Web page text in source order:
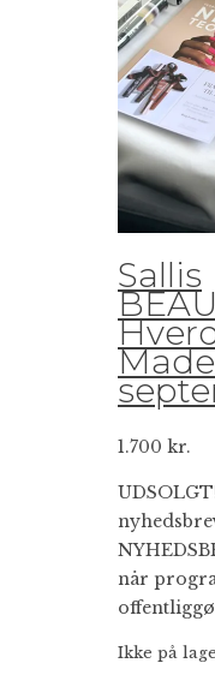
Sallis
1.700 kr.
når
Ikke på